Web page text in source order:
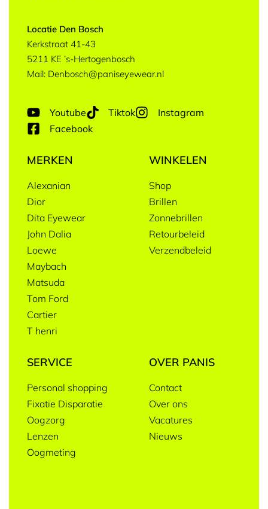
Locatie Den Bosch
Kerkstraat 41-43
5211 KE ’s-Hertogenbosch
Mail: Denbosch@paniseyewear.nl
Youtube Tiktok
Instagram
Facebook
MERKEN
Alexanian
Dior
Dita Eyewear
John Dalia
Loewe
Maybach
Matsuda
Tom Ford
Cartier
T henri
WINKELEN
Shop
Brillen
Zonnebrillen
Retourbeleid
Verzendbeleid
SERVICE
Personal shopping
Fixatie Disparatie
Oogzorg
Lenzen
Oogmeting
OVER PANIS
Contact
Over ons
Vacatures
Nieuws